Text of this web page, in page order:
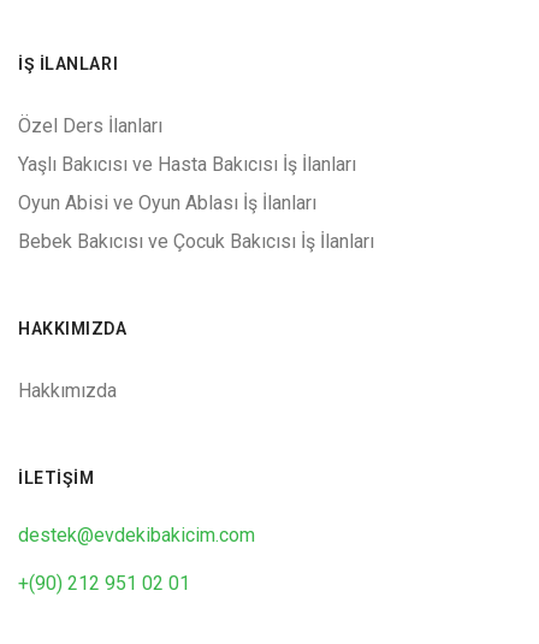
İŞ İLANLARI
Özel Ders İlanları
Yaşlı Bakıcısı ve Hasta Bakıcısı İş İlanları
Oyun Abisi ve Oyun Ablası İş İlanları
Bebek Bakıcısı ve Çocuk Bakıcısı İş İlanları
HAKKIMIZDA
Hakkımızda
İLETIŞIM
destek@evdekibakicim.com
+(90) 212 951 02 01